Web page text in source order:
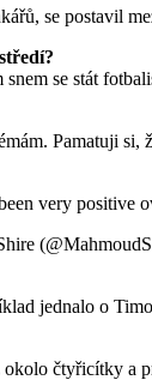
se postavil
se stát
Pamatuji
very positive
jednalo o
čtyřicítky